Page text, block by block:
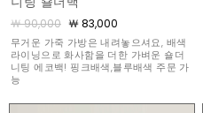
￦ 90,000 ￦ 83,000
무거운 가죽 가방은 내려놓으셔요, 배색
라이닝으로 화사함을 더한 가벼운 숄더
니팅 에코백! 핑크배색,블루배색 주문 가
능